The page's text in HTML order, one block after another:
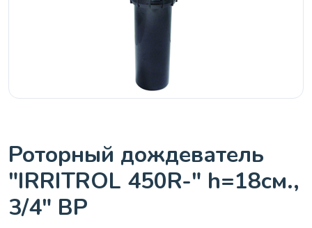
Роторный дождеватель
"IRRITROL 450R-" h=18см.,
3/4" ВР